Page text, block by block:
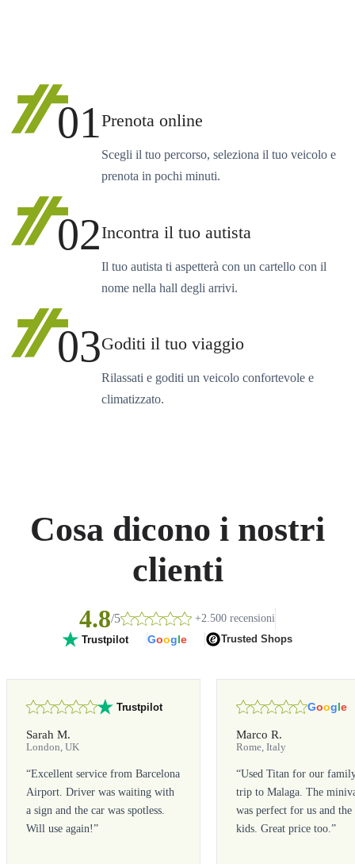
01Prenota online
Scegli il tuo percorso, seleziona il tuo veicolo e
prenota in pochi minuti.
02Incontra il tuo autista
Il tuo autista ti aspetterà con un cartello con il
nome nella hall degli arrivi.
03Goditi il tuo viaggio
Rilassati e goditi un veicolo confortevole e
climatizzato.
Cosa dicono i nostri
clienti
4.8/5 +2.500 recensioni
Trustpilot Google Trusted Shops
Trustpilot
Sarah M.
London, UK
“Excellent service from Barcelona
Airport. Driver was waiting with
a sign and the car was spotless.
Will use again!”
Google
Marco R.
Rome, Italy
“Used Titan for our
trip to Malaga. The
was perfect for us and the
kids. Great price too.”